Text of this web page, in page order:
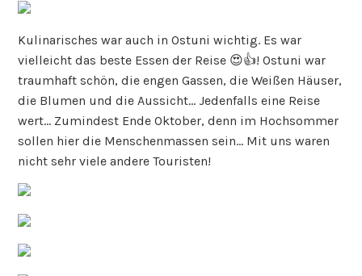
Kulinarisches war auch in Ostuni wichtig. Es war
vielleicht das beste Essen der Reise 😍👍! Ostuni war
traumhaft schön, die engen Gassen, die Weißen Häuser,
die Blumen und die Aussicht… Jedenfalls eine Reise
wert… Zumindest Ende Oktober, denn im Hochsommer
sollen hier die Menschenmassen sein… Mit uns waren
nicht sehr viele andere Touristen!